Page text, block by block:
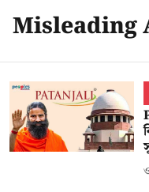
Misleading